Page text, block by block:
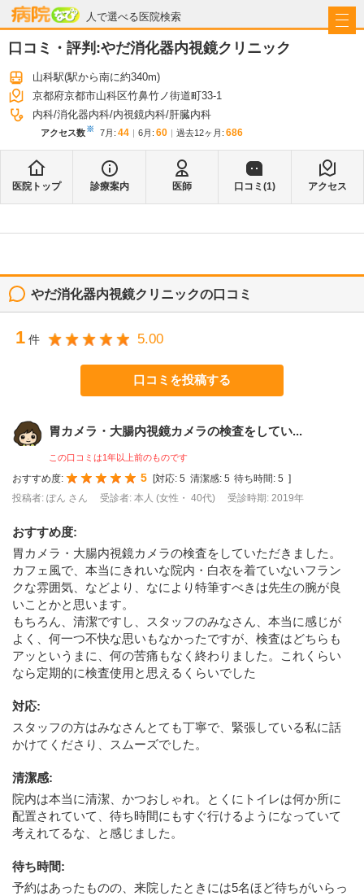
人で選べる医院検索
病院なび
口コミ・評判:やだ消化器内視鏡クリニック
山科駅(駅から南に約340m)
京都府京都市山科区竹鼻竹ノ街道町33-1
内科 消化器内科 内視鏡内科 肝臓内科
アクセス数※ 7月 : 44 6月 : 60 過去12ヶ月: 686
医院トップ 診療案内 医師 口コミ(1) アクセス
やだ消化器内視鏡クリニックの口コミ
1 件 5.00
口コミを投稿する
胃カメラ・大腸内視鏡カメラの検査をしてい...
この口コミは1年以上前のものです
おすすめ度: 5 [対応: 5 清潔感: 5 待ち時間: 5 ]
投稿者: ぽん さん
受診者: 本人 (女性・ 40代) 受診時期: 2019年
おすすめ度:
胃カメラ・大腸内視鏡カメラの検査をしていただきました。
カフェ風で、本当にきれいな院内・白衣を着ていないフラン
クな雰囲気、などより、なにより特筆すべきは先生の腕が良
いことかと思います。
もちろん、清潔ですし、スタッフのみなさん、本当に感じが
よく、何一つ不快な思いもなかったですが、検査はどちらも
アッというまに、何の苦痛もなく終わりました。これくらい
なら定期的に検査使用と思えるくらいでした
対応:
スタッフの方はみなさんとても丁寧で、緊張している私に話
かけてくださり、スムーズでした。
清潔感:
院内は本当に清潔、かつおしゃれ。とくにトイレは何か所に
配置されていて、待ち時間にもすぐ行けるようになっていて
考えれてるな、と感じました。
待ち時間:
予約はあったものの、来院したときには5名ほど待ちがいらっ